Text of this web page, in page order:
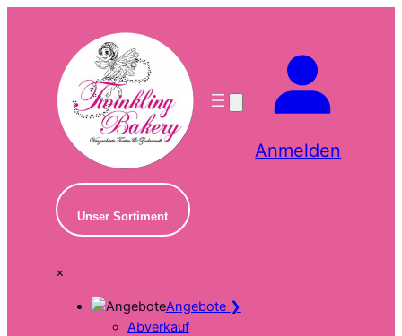
Anmelden
Unser Sortiment
×
Angebote ❯
Abverkauf